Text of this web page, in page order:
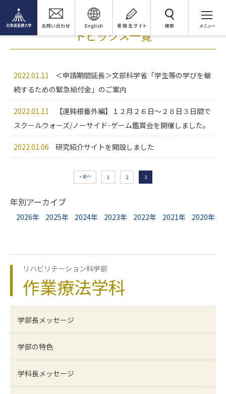
検 索
年別アーカイブ（2022年）
トピックス一覧
2022.01.11
＜申請期間延長＞文部科学省「学生等の学びを継
続するための緊急給付金」のご案内
2022.01.11
【運鈍根番外編】１２月２６日～２８日３日間で
スクールウォーズ/ノーサイド･ゲーム鑑賞会を開催しました。
2022.01.06 研究紹介サイトを開設しました
« 前へ 1 2 3
年別アーカイブ
2026年 2025年 2024年 2023年 2022年 2021年 2020年
リハビリテーション科学部
作業療法学科
学部長メッセージ
学部の特色
学科長メッセージ